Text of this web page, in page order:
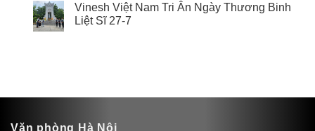
Vinesh Việt Nam Tri Ân Ngày Thương Binh
Liệt Sĩ 27-7
Văn phòng Hà Nội